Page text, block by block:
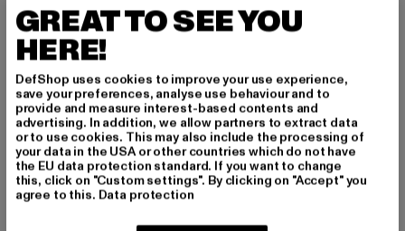
Kat.: Sneakers Low
Farbe: schwarz
Hersteller Farbe: black/beige/green/purple/beige
Obermaterial: sonstiges Material
Innenfutter: Textil
Art.Nr: BASGN403-20028
Hersteller: MOEA SAS |Support@moea.io
RUE DES HALLES 15 | 75001 Paris | FR
GREAT TO SEE YOU
HERE!
DefShop uses cookies to improve your use experience,
save your preferences, analyse use behaviour and to
provide and measure interest-based contents and
advertising. In addition, we allow partners to extract data
or to use cookies. This may also include the processing of
your data in the USA or other countries which do not have
the EU data protection standard. If you want to change
this, click on "Custom settings". By clicking on "Accept" you
agree to this. Data protection